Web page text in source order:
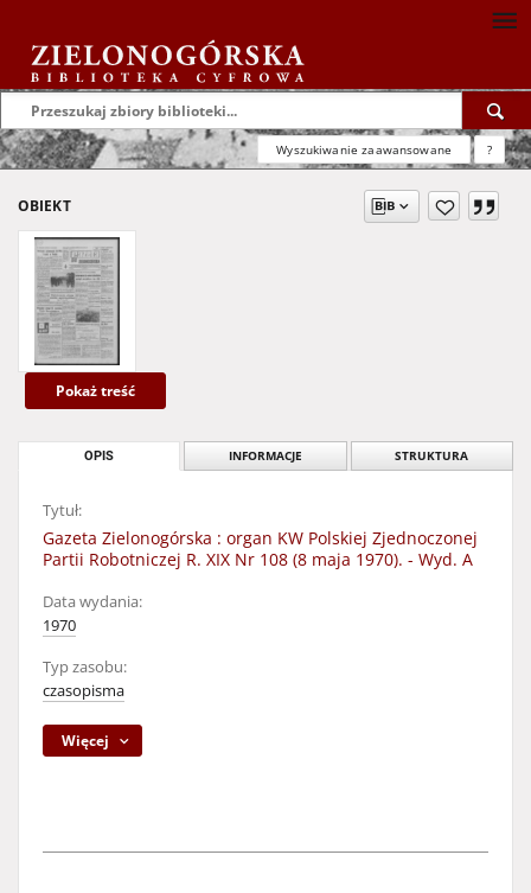
Wyszukiwanie zaawansowane ?
OBIEKT
Pokaż treść
OPIS INFORMACJE STRUKTURA
Tytuł:
Gazeta Zielonogórska : organ KW Polskiej Zjednoczonej
Partii Robotniczej R. XIX Nr 108 (8 maja 1970). - Wyd. A
Data wydania:
1970
Typ zasobu:
czasopisma
Więcej